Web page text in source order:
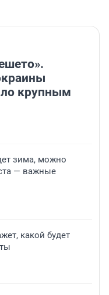
крупным
зима, можно
— важные
какой будет